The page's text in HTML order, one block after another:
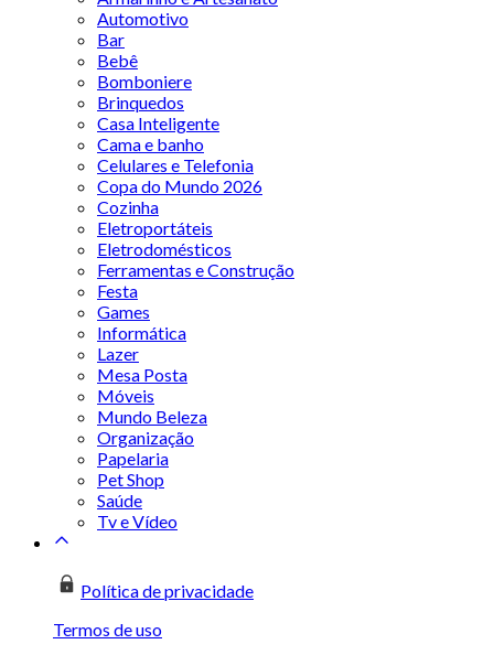
Automotivo
Bar
Bebê
Bomboniere
Brinquedos
Casa Inteligente
Cama e banho
Celulares e Telefonia
Copa do Mundo 2026
Cozinha
Eletroportáteis
Eletrodomésticos
Ferramentas e Construção
Festa
Games
Informática
Lazer
Mesa Posta
Móveis
Mundo Beleza
Organização
Papelaria
Pet Shop
Saúde
Tv e Vídeo
Política de privacidade
Termos de uso